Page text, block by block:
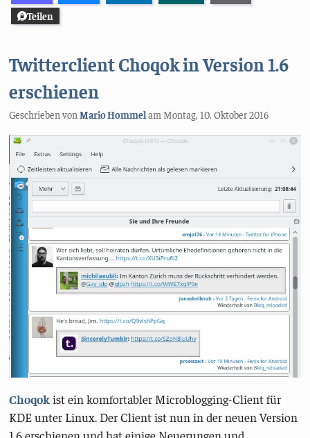
Teilen
Twitterclient Choqok in Version 1.6
erschienen
Geschrieben vonMario Hommelam Montag, 10. Oktober 2016
Choqokist ein komfortabler Microblogging-Client für
KDE unter Linux. Der Client ist nun in der neuen Version